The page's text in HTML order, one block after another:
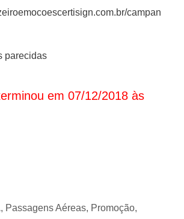
campan
parecidas
em 07/12/2018 às
, Passagens Aéreas, Promoção,